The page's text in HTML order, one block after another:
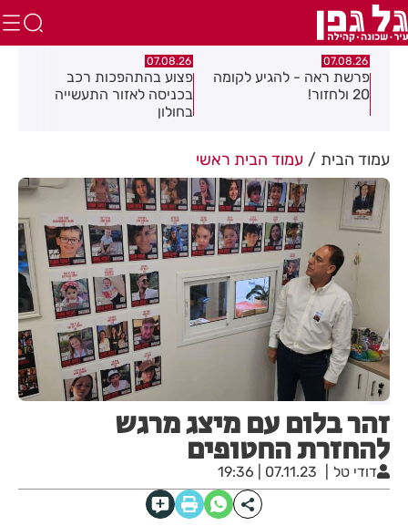
07.08.26
פרשת ראה - להגיע לקומה
20 ולחזור!
07.08.26
פצוע בהתהפכות רכב
בכניסה לאזור התעשייה
בחולון
עמוד הבית עמוד הבית ראשי
זהר בלום עם מיצג מרגש
להחזרת החטופים
דודי טל 07.11.23 | 19:36